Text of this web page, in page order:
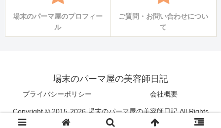
場末のパーマ屋のプロフィー
ル
ご質問・お問い合わせについ
て
場末のパーマ屋の美容師日記
プライバシーポリシー 会社概要
Copyright © 2015-2026 場末のパーマ屋の美容師日記 All Rights
Reserved.